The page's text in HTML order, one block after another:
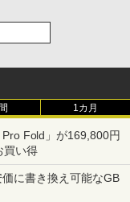
1カ月
Fold」が169,800円
買い得
に書き換え可能なGB